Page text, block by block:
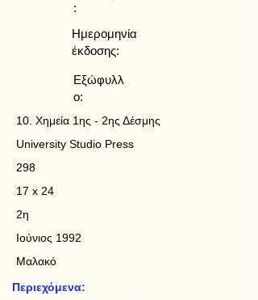
:
Ημερομηνία
έκδοσης:
Εξώφυλλ
ο:
10. Χημεία 1ης - 2ης Δέσμης
University Studio Press
298
17 x 24
2η
Ιούνιος 1992
Μαλακό
Περιεχόμενα: